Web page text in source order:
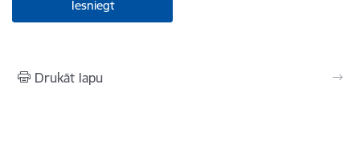
Drukāt lapu